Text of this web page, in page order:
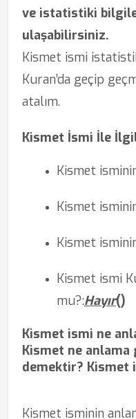
ve istatistiki
ulaşabilirsiniz.
Kismet ismi
Kuran’da geçip
atalım.
Kismet İsmi İle
Kismet
Kismet
Kismet
Kismet ismi
mu?:Hayır()
Kismet ismi ne
Kismet ne
demektir? Kismet
Kismet isminin